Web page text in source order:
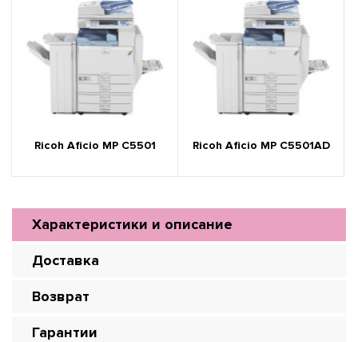
Ricoh Aficio MP C5501 Ricoh Aficio MP C5501AD
Характеристики и описание
Доставка
Возврат
Гарантии